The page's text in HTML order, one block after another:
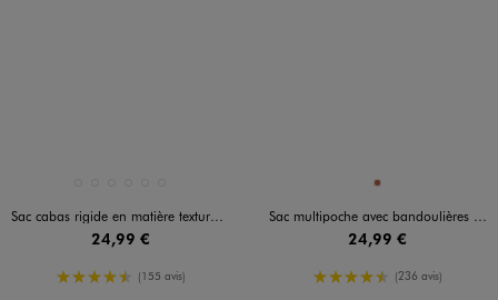
Sac cabas rigide en matière texturée femme
24,99 €
4.5/5 de moyenne
(155 avis)
Disponible en 1 coloris
COGNAC
Sac multipoche avec bandoulières interchangeables femme
24,99 €
4.5/5 de moyenne
(236 avis)